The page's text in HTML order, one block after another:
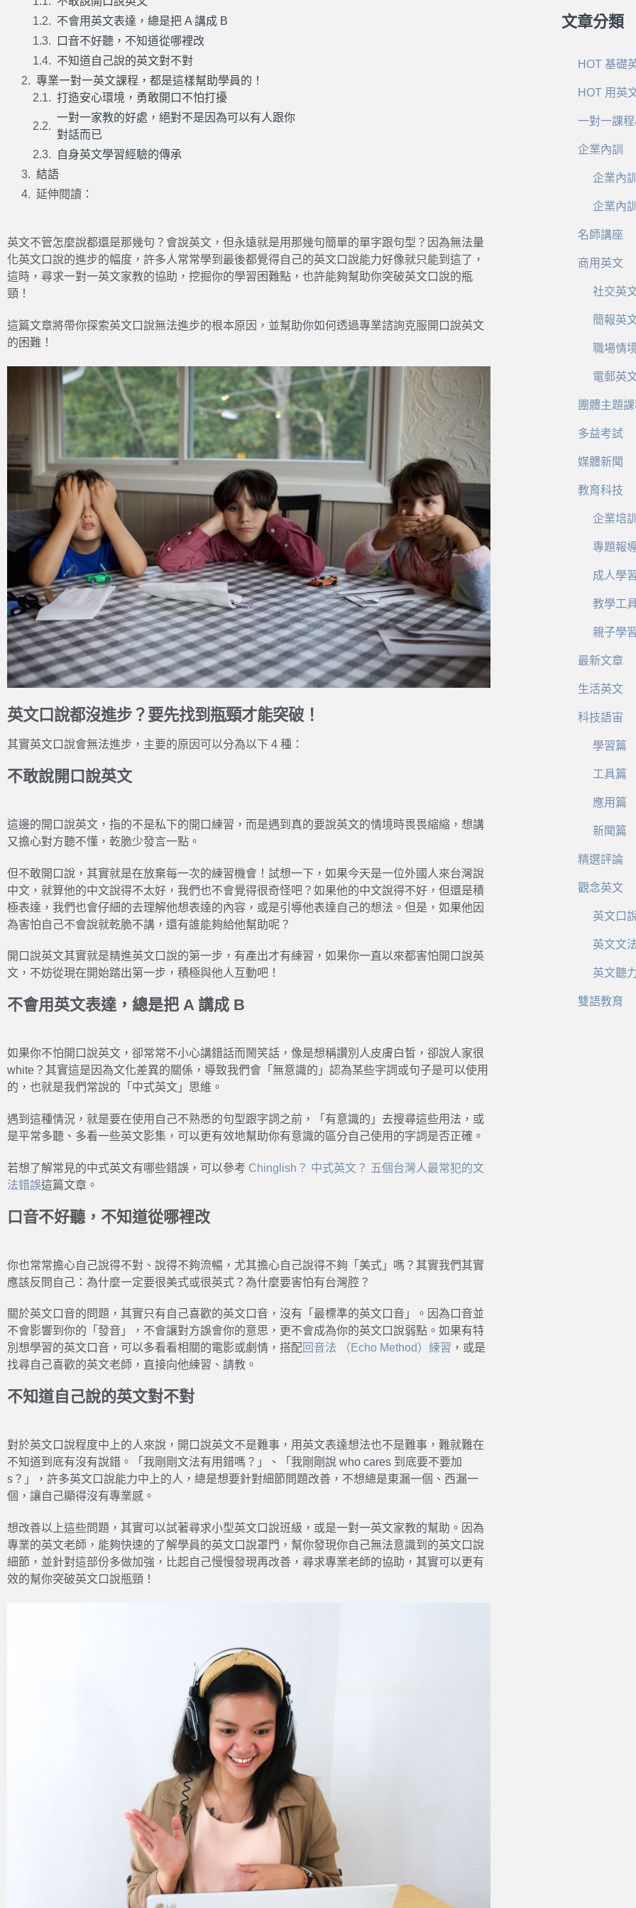
不會用英文表達，總是把 A 講成 B
口音不好聽，不知道從哪裡改
不知道自己說的英文對不對
專業一對一英文課程，都是這樣幫助學員的！
打造安心環境，勇敢開口不怕打擾
一對一家教的好處，絕對不是因為可以有人跟你
對話而已
自身英文學習經驗的傳承
結語
延伸閱讀：
英文不管怎麼說都還是那幾句？會說英文，但永遠就是用那幾句簡單的單字跟句型？因為無法量
化英文口說的進步的幅度，許多人常常學到最後都覺得自己的英文口說能力好像就只能到這了，
這時，尋求一對一英文家教的協助，挖掘你的學習困難點，也許能夠幫助你突破英文口說的瓶
頸！
這篇文章將帶你探索英文口說無法進步的根本原因，並幫助你如何透過專業諮詢克服開口說英文
的困難！
英文口說都沒進步？要先找到瓶頸才能突破！
其實英文口說會無法進步，主要的原因可以分為以下 4 種：
不敢說開口說英文
這邊的開口說英文，指的不是私下的開口練習，而是遇到真的要說英文的情境時畏畏縮縮，想講
又擔心對方聽不懂，乾脆少發言一點。
但不敢開口說，其實就是在放棄每一次的練習機會！試想一下，如果今天是一位外國人來台灣說
中文，就算他的中文說得不太好，我們也不會覺得很奇怪吧？如果他的中文說得不好，但還是積
極表達，我們也會仔細的去理解他想表達的內容，或是引導他表達自己的想法。但是，如果他因
為害怕自己不會說就乾脆不講，還有誰能夠給他幫助呢？
開口說英文其實就是精進英文口說的第一步，有產出才有練習，如果你一直以來都害怕開口說英
文，不妨從現在開始踏出第一步，積極與他人互動吧！
不會用英文表達，總是把 A 講成 B
如果你不怕開口說英文，卻常常不小心講錯話而鬧笑話，像是想稱讚別人皮膚白皙，卻說人家很
white？其實這是因為文化差異的關係，導致我們會「無意識的」認為某些字詞或句子是可以使用
的，也就是我們常說的「中式英文」思維。
遇到這種情況，就是要在使用自己不熟悉的句型跟字詞之前，「有意識的」去搜尋這些用法，或
是平常多聽、多看一些英文影集，可以更有效地幫助你有意識的區分自己使用的字詞是否正確。
若想了解常見的中式英文有哪些錯誤，可以參考 Chinglish？ 中式英文？ 五個台灣人最常犯的文
法錯誤這篇文章。
口音不好聽，不知道從哪裡改
你也常常擔心自己說得不對、說得不夠流暢，尤其擔心自己說得不夠「美式」嗎？其實我們其實
應該反問自己：為什麼一定要很美式或很英式？為什麼要害怕有台灣腔？
關於英文口音的問題，其實只有自己喜歡的英文口音，沒有「最標準的英文口音」。因為口音並
不會影響到你的「發音」，不會讓對方誤會你的意思，更不會成為你的英文口說弱點。如果有特
別想學習的英文口音，可以多看看相關的電影或劇情，搭配回音法 （Echo Method）練習 ，或是
找尋自己喜歡的英文老師，直接向他練習、請教。
不知道自己說的英文對不對
對於英文口說程度中上的人來說，開口說英文不是難事，用英文表達想法也不是難事，難就難在
不知道到底有沒有說錯。「我剛剛文法有用錯嗎？」、「我剛剛說 who cares 到底要不要加
s？」，許多英文口說能力中上的人，總是想要針對細節問題改善，不想總是東漏一個、西漏一
個，讓自己顯得沒有專業感。
想改善以上這些問題，其實可以試著尋求小型英文口說班級，或是一對一英文家教的幫助。因為
專業的英文老師，能夠快速的了解學員的英文口說罩門，幫你發現你自己無法意識到的英文口說
細節，並針對這部份多做加強，比起自己慢慢發現再改善，尋求專業老師的協助，其實可以更有
效的幫你突破英文口說瓶頸！
文章分類
HOT 基礎
HOT 用英
一對一課
企業內訓
企業內
企業內
名師講座
商用英文
社交英
簡報英
職場情
電郵英
團體主題
多益考試
媒體新聞
教育科技
企業培
專題報
成人學
教學工
親子學
最新文章
生活英文
科技語宙
學習篇
工具篇
應用篇
新聞篇
精選評論
觀念英文
英文口
英文文
英文聽
雙語教育